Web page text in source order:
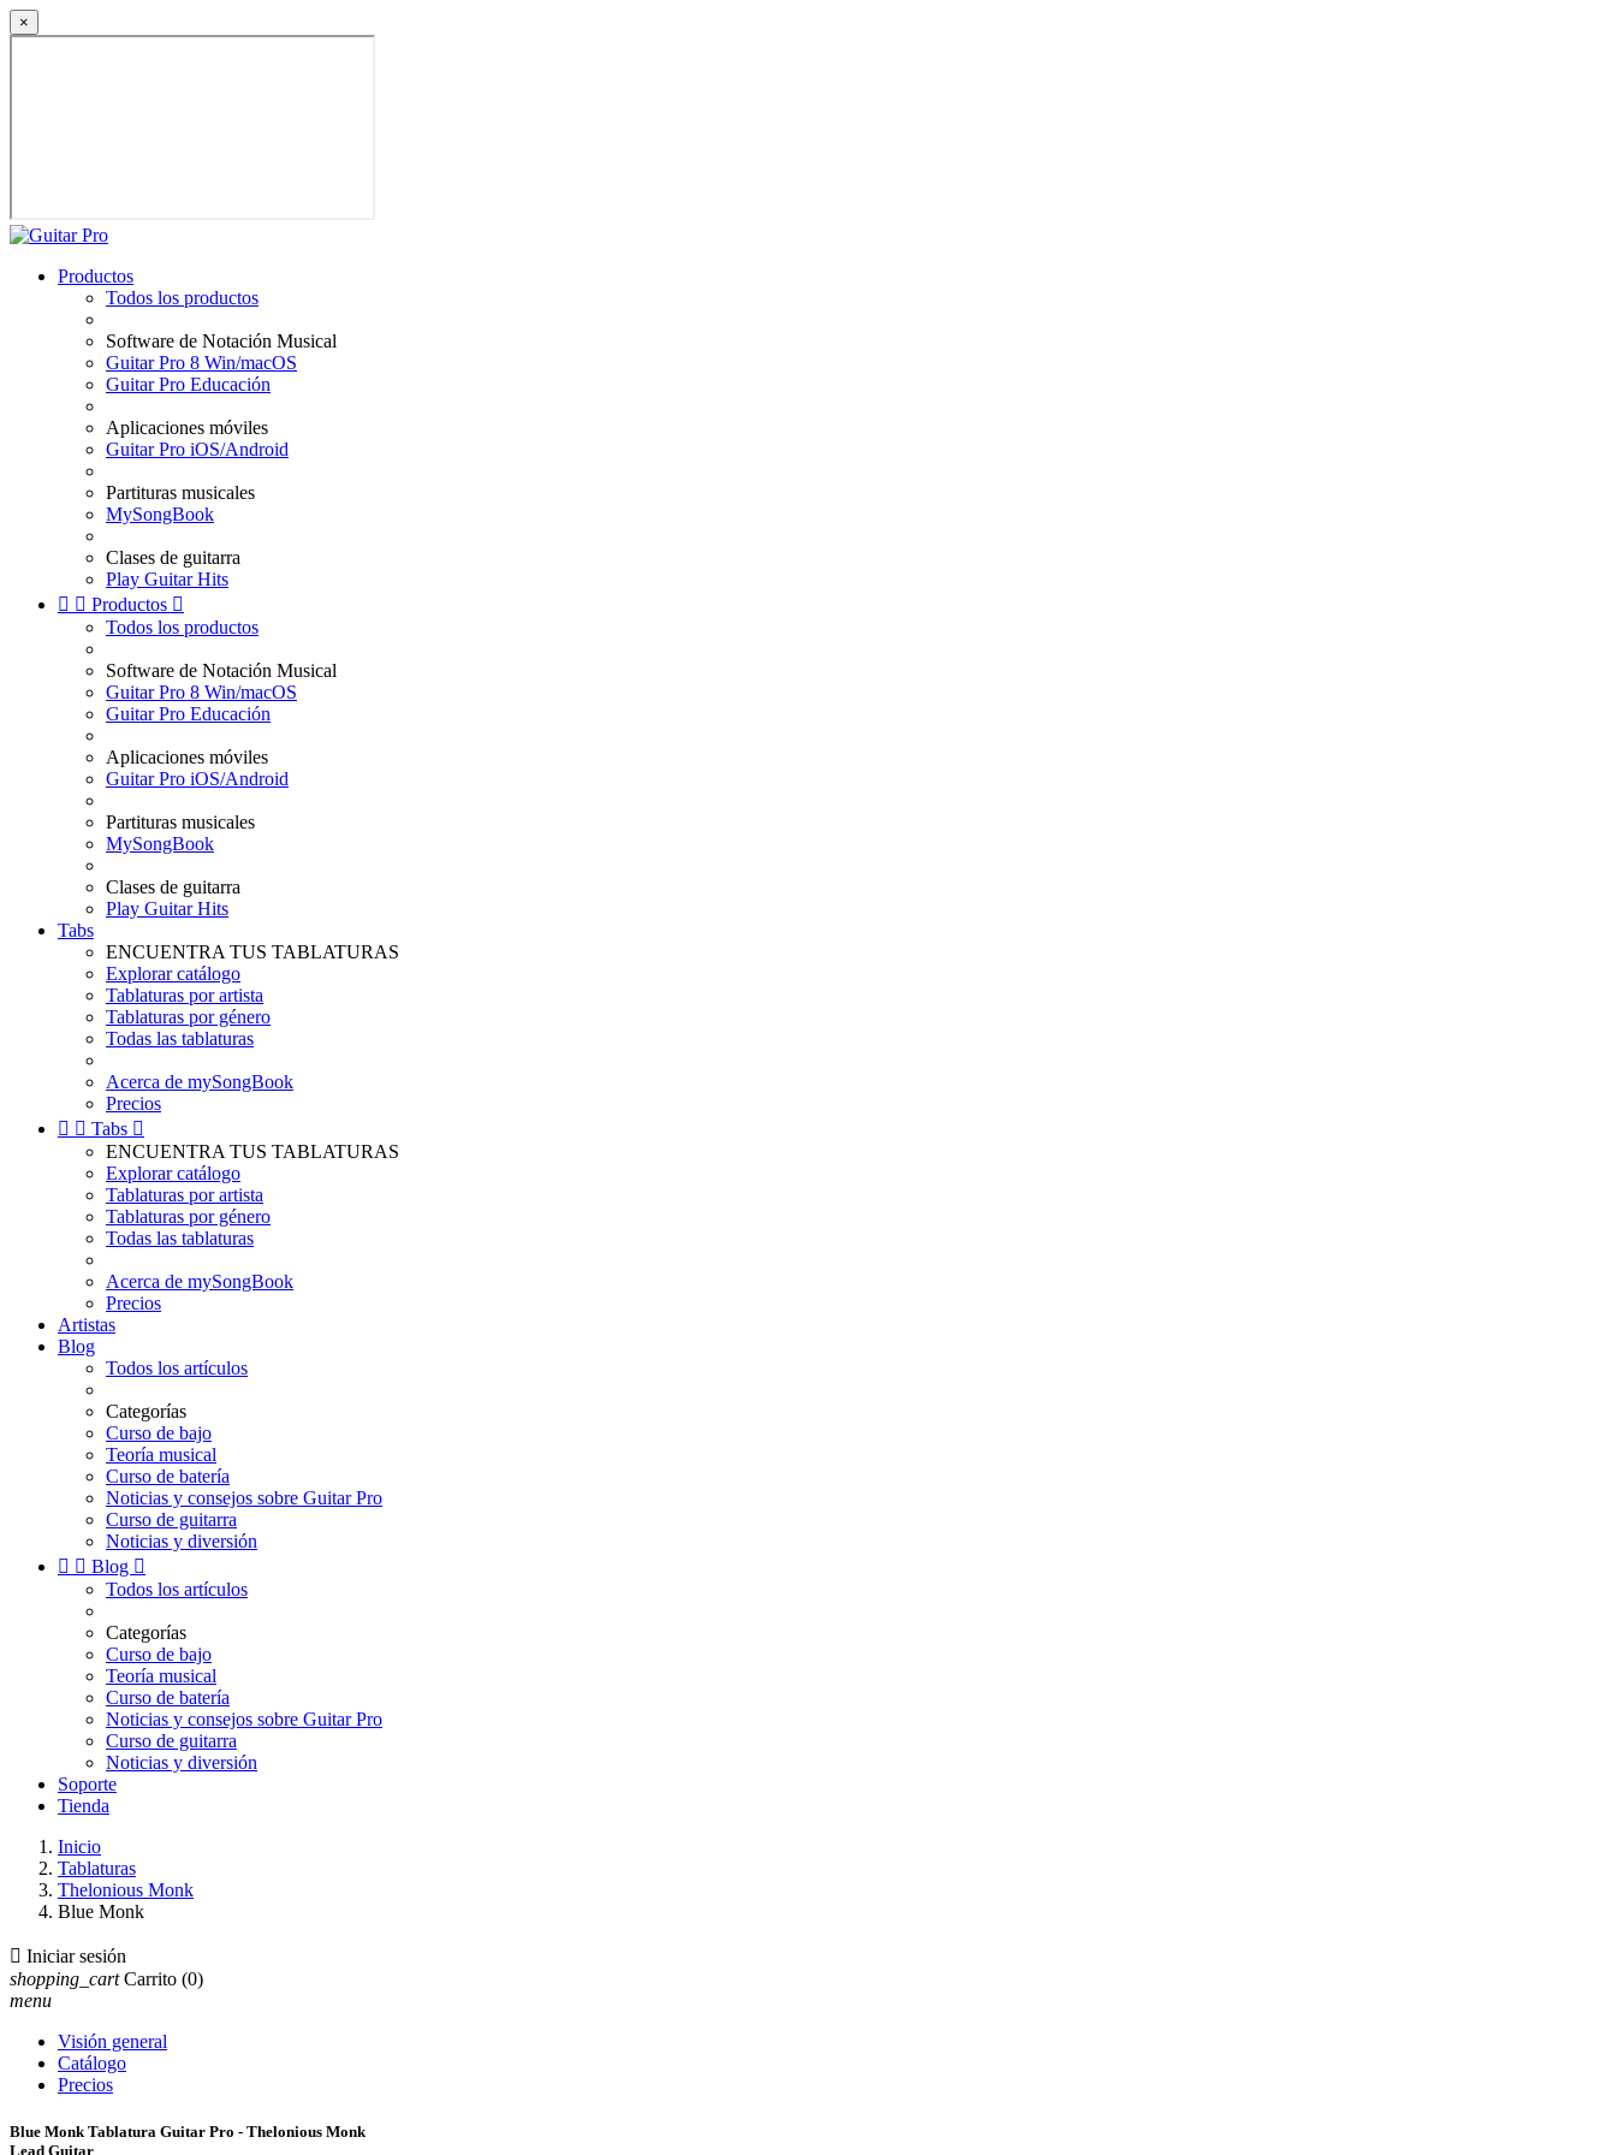
×
Productos
Todos los productos
Software de Notación Musical
Guitar Pro 8 Win/macOS
Guitar Pro Educación
Aplicaciones móviles
Guitar Pro iOS/Android
Partituras musicales
MySongBook
Clases de guitarra
Play Guitar Hits
  Productos 
Todos los productos
Software de Notación Musical
Guitar Pro 8 Win/macOS
Guitar Pro Educación
Aplicaciones móviles
Guitar Pro iOS/Android
Partituras musicales
MySongBook
Clases de guitarra
Play Guitar Hits
Tabs
ENCUENTRA TUS TABLATURAS
Explorar catálogo
Tablaturas por artista
Tablaturas por género
Todas las tablaturas
Acerca de mySongBook
Precios
  Tabs 
ENCUENTRA TUS TABLATURAS
Explorar catálogo
Tablaturas por artista
Tablaturas por género
Todas las tablaturas
Acerca de mySongBook
Precios
Artistas
Blog
Todos los artículos
Categorías
Curso de bajo
Teoría musical
Curso de batería
Noticias y consejos sobre Guitar Pro
Curso de guitarra
Noticias y diversión
  Blog 
Todos los artículos
Categorías
Curso de bajo
Teoría musical
Curso de batería
Noticias y consejos sobre Guitar Pro
Curso de guitarra
Noticias y diversión
Soporte
Tienda
Inicio
Tablaturas
Thelonious Monk
Blue Monk
 Iniciar sesión
shopping_cart Carrito (0)
menu
Visión general
Catálogo
Precios
Blue Monk Tablatura Guitar Pro - Thelonious Monk
Lead Guitar